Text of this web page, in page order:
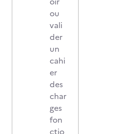
ou
vali
der
un
cahi
er
des
char
ges
fon
ctio